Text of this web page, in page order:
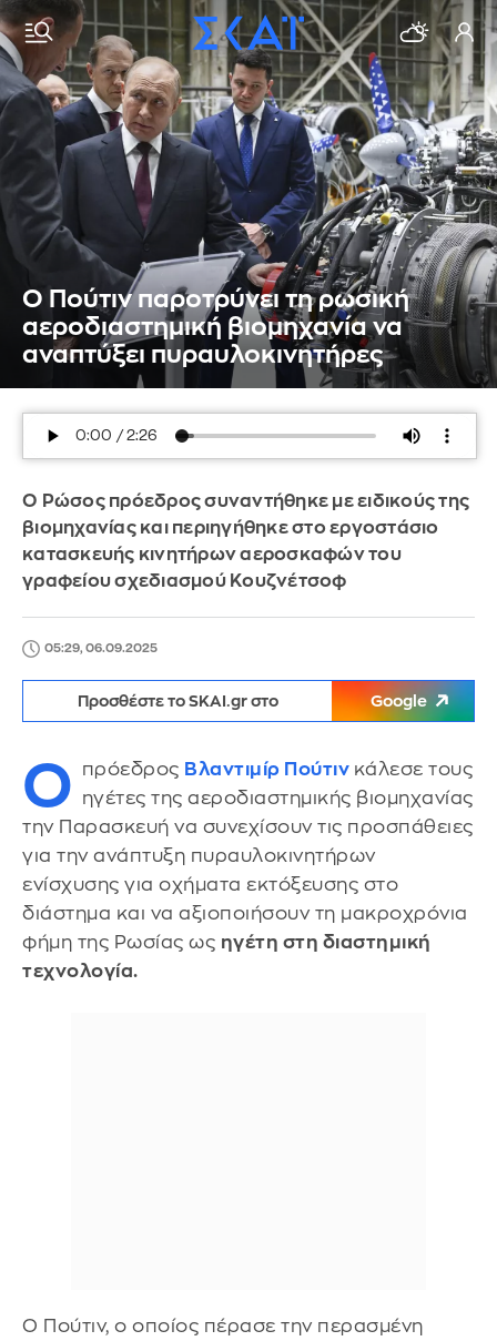
Ο Πούτιν παροτρύνει τη ρωσική
αεροδιαστημική βιομηχανία να
αναπτύξει πυραυλοκινητήρες
Ο Ρώσος πρόεδρος συναντήθηκε με ειδικούς της
βιομηχανίας και περιηγήθηκε στο εργοστάσιο
κατασκευής κινητήρων αεροσκαφών του
γραφείου σχεδιασμού Κουζνέτσοφ
05:29, 06.09.2025
Προσθέστε το SKAI.gr στο Google
Ο πρόεδρος Βλαντιμίρ Πούτιν κάλεσε τους
ηγέτες της αεροδιαστημικής βιομηχανίας
την Παρασκευή να συνεχίσουν τις προσπάθειες
για την ανάπτυξη πυραυλοκινητήρων
ενίσχυσης για οχήματα εκτόξευσης στο
διάστημα και να αξιοποιήσουν τη μακροχρόνια
φήμη της Ρωσίας ως ηγέτη στη διαστημική
τεχνολογία.
Ο Πούτιν, ο οποίος πέρασε την περασμένη